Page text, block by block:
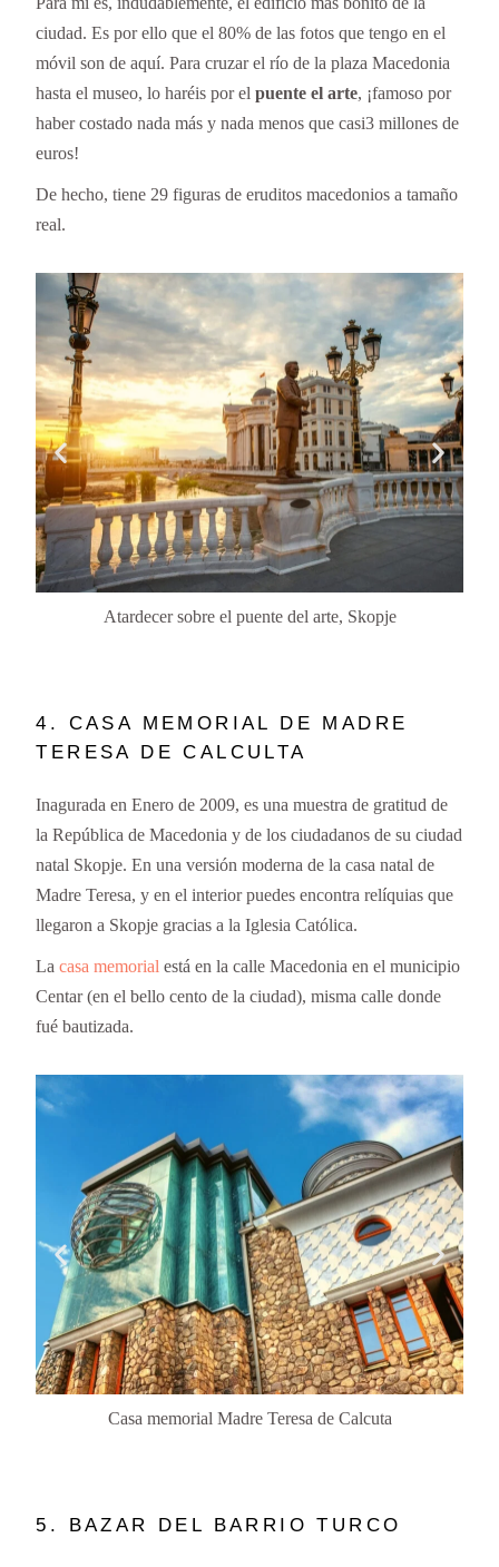
ciudad. Es por ello que el 80% de las fotos que tengo en el
móvil son de aquí. Para cruzar el río de la plaza Macedonia
hasta el museo, lo haréis por elpuente el arte, ¡famoso por
haber costado nada más y nada menos que casi3 millones de
euros!
De hecho, tiene 29 figuras de eruditos macedonios a tamaño
real.
Atardecer sobre el puente del arte, Skopje
4. CASA MEMORIAL DE MADRE
TERESA DE CALCULTA
Inagurada en Enero de 2009, es una muestra de gratitud de
la República de Macedonia y de los ciudadanos de su ciudad
natal Skopje. En una versión moderna de la casa natal de
Madre Teresa, y en el interior puedes encontra relíquias que
llegaron a Skopje gracias a la Iglesia Católica.
Lacasa memorial está en la calle Macedonia en el municipio
Centar (en el bello cento de la ciudad), misma calle donde
fué bautizada.
Casa memorial Madre Teresa de Calcuta
5. BAZAR DEL BARRIO TURCO